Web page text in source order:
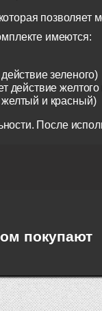
позволяет
имеются:
зеленого)
действие
желтый и красный)
После
покупают